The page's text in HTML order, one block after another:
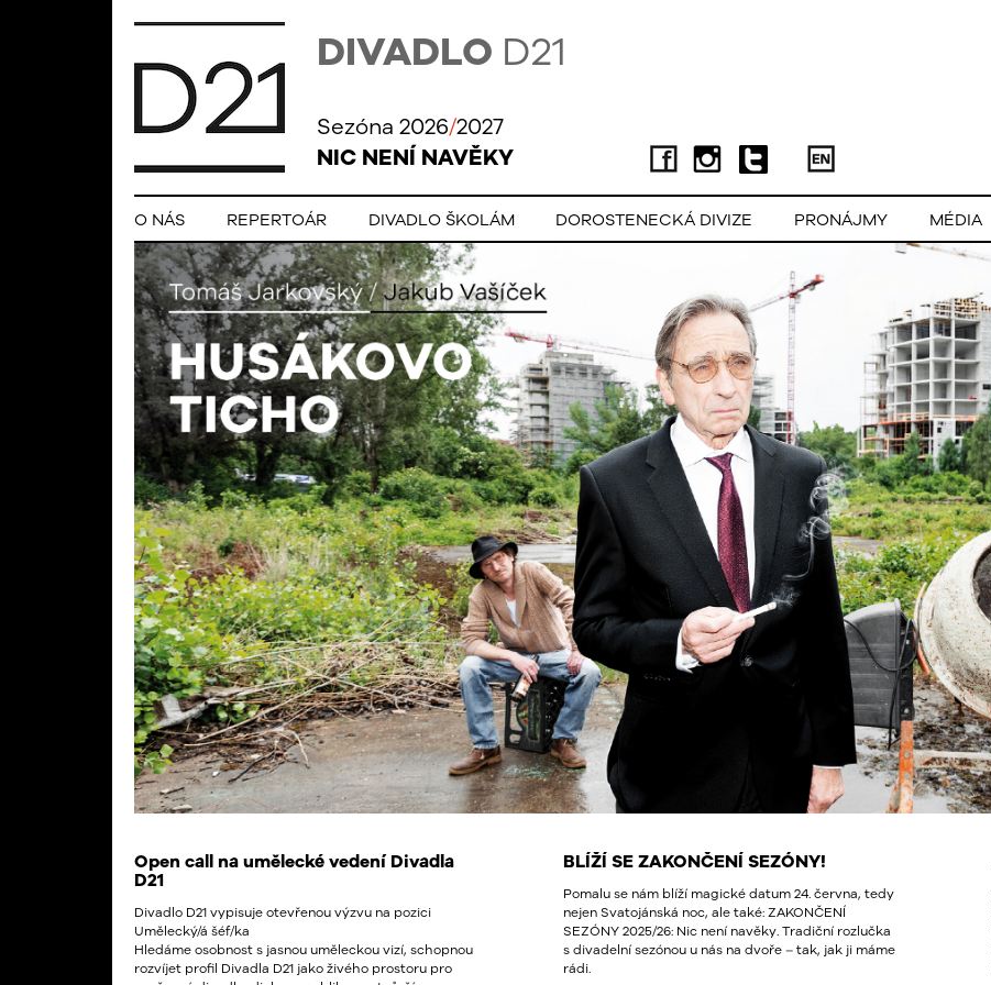
DIVADLO D21
Sezóna 2026/2027
NIC NENÍ NAVĚKY
O NÁS REPERTOÁR DIVADLO ŠKOLÁM DOROSTENECKÁ DIVIZE PRONÁJMY MÉDIA
Open call na umělecké vedení Divadla
D21
Divadlo D21 vypisuje otevřenou výzvu na pozici
Umělecký/á šéf/ka
Hledáme osobnost s jasnou uměleckou vizí, schopnou
rozvíjet profil Divadla D21 jako živého prostoru pro
BLÍŽÍ SE ZAKONČENÍ SEZÓNY!
Pomalu se nám blíží magické datum 24. června, tedy
nejen Svatojánská noc, ale také: ZAKONČENÍ
SEZÓNY 2025/26: Nic není navěky. Tradiční rozlučka
s divadelní sezónou u nás na dvoře – tak, jak ji máme
rádi.